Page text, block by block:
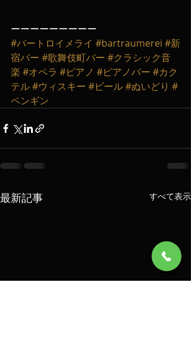
ーーーーーーーーー
#バートロイメライ #bartraumerei #新
宿バー #歌舞伎町バー #クラシック音
楽 #オペラ #ピアノ #ピアノバー #カク
テル#ウィスキー #ビール#ぬいどり #
ペンギン
最新記事 すべて表示